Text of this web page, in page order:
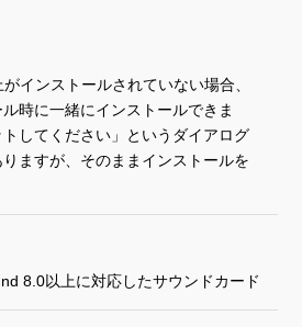
インストールされていない場合、
時に一緒にインストールできま
してください」というダイアログ
ますが、そのままインストールを
8.0以上に対応したサウンドカード